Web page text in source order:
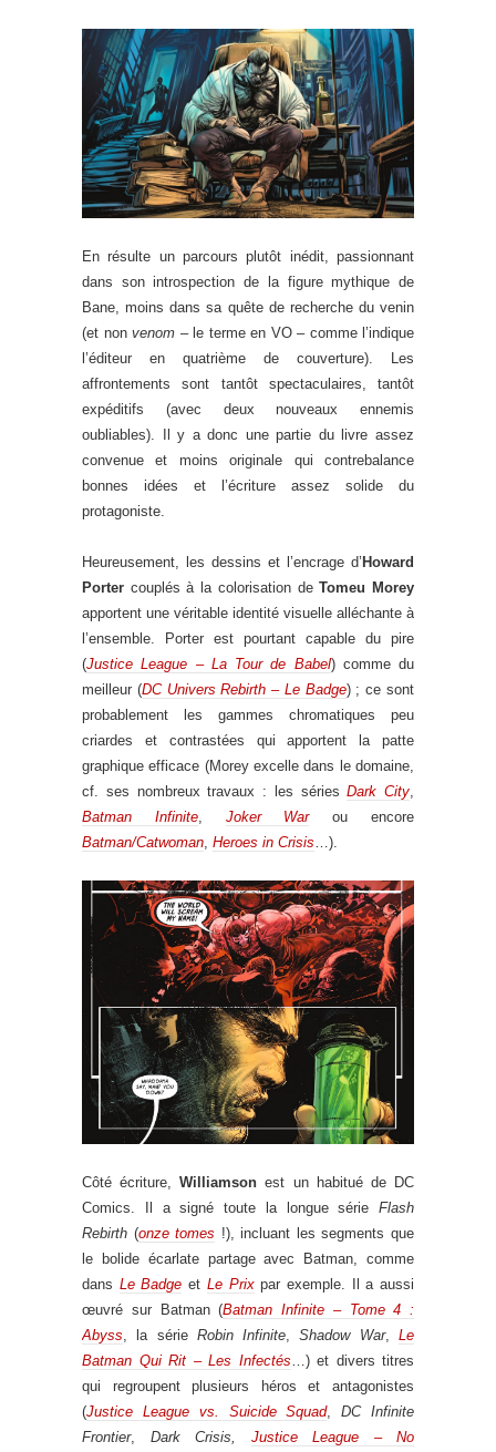
En résulte un parcours plutôt inédit, passionnant
dans son introspection de la figure mythique de
Bane, moins dans sa quête de recherche du venin
(et non venom – le terme en VO – comme l’indique
l’éditeur en quatrième de couverture). Les
affrontements sont tantôt spectaculaires, tantôt
expéditifs (avec deux nouveaux ennemis
oubliables). Il y a donc une partie du livre assez
convenue et moins originale qui contrebalance
bonnes idées et l’écriture assez solide du
protagoniste.
Heureusement, les dessins et l’encrage d’ Howard
Porter couplés à la colorisation deTomeu Morey
apportent une véritable identité visuelle alléchante à
l’ensemble. Porter est pourtant capable du pire
(Justice League – La Tour de Babel) comme du
meilleur (DC Univers Rebirth – Le Badge) ; ce sont
probablement les gammes chromatiques peu
criardes et contrastées qui apportent la patte
graphique efficace (Morey excelle dans le domaine,
cf. ses nombreux travaux : les sériesDark City,
Batman Infinite, Joker Warou encore
Batman/Catwoman, Heroes in Crisis…).
Côté écriture,Williamson est un habitué de DC
Comics. Il a signé toute la longue série Flash
Rebirth (onze tomes !), incluant les segments que
le bolide écarlate partage avec Batman, comme
dans Le Badge et Le Prixpar exemple. Il a aussi
œuvré sur Batman (Batman Infinite – Tome 4 :
Abyss , la série Robin Infinite ,Shadow War,Le
Batman Qui Rit – Les Infectés …) et divers titres
qui regroupent plusieurs héros et antagonistes
(Justice League vs. Suicide Squad,DC Infinite
Frontier, Dark Crisis, Justice League – No